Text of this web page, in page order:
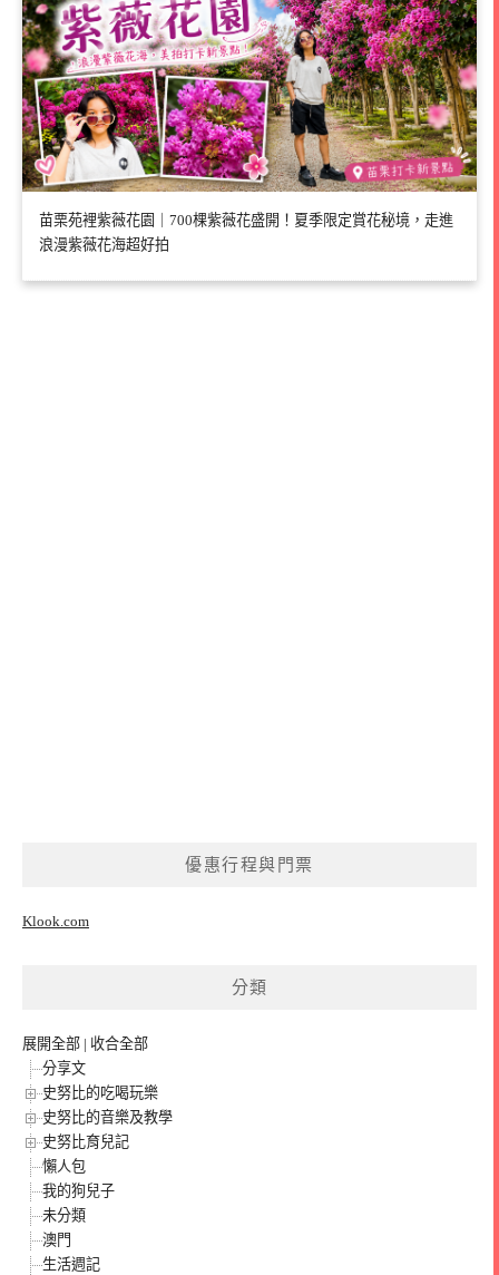
苗栗苑裡紫薇花園｜700棵紫薇花盛開！夏季限定賞花秘境，走進
浪漫紫薇花海超好拍
優惠行程與門票
Klook.com
分類
展開全部 | 收合全部
分享文
史努比的吃喝玩樂
史努比的音樂及教學
史努比育兒記
懶人包
我的狗兒子
未分類
澳門
生活週記